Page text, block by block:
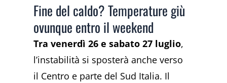
Fine del caldo? Temperature giù
ovunque entro il weekend
Tra venerdì 26 e sabato 27 luglio,
l’instabilità si sposterà anche verso
il Centro e parte del Sud Italia. Il